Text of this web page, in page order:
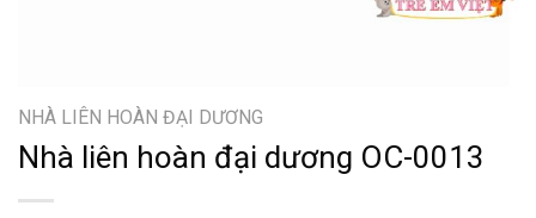
NHÀ LIÊN HOÀN ĐẠI DƯƠNG
Nhà liên hoàn đại dương OC-0013